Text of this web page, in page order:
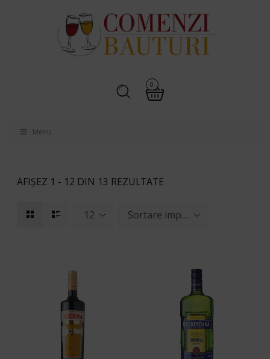
0
Menu
AFIȘEZ 1 - 12 DIN 13 REZULTATE
12 Sortare implicită